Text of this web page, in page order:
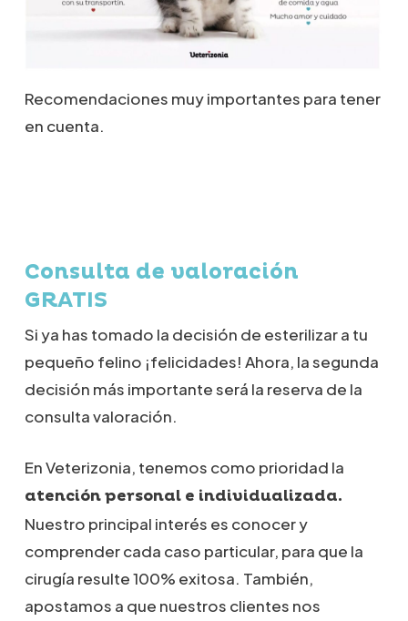
Recomendaciones muy importantes para tener
en cuenta.
Consulta de valoración
GRATIS
Si ya has tomado la decisión de esterilizar a tu
pequeño felino ¡felicidades! Ahora, la segunda
decisión más importante será la reserva de la
consulta valoración.
En Veterizonia, tenemos como prioridad la
atención personal e individualizada.
Nuestro principal interés es conocer y
comprender cada caso particular, para que la
cirugía resulte 100% exitosa. También,
apostamos a que nuestros clientes nos